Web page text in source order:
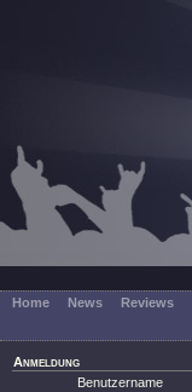
Home News Reviews
Anmeldung
Benutzername